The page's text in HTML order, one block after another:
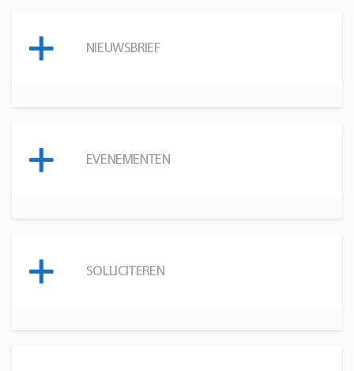
NIEUWSBRIEF
EVENEMENTEN
SOLLICITEREN